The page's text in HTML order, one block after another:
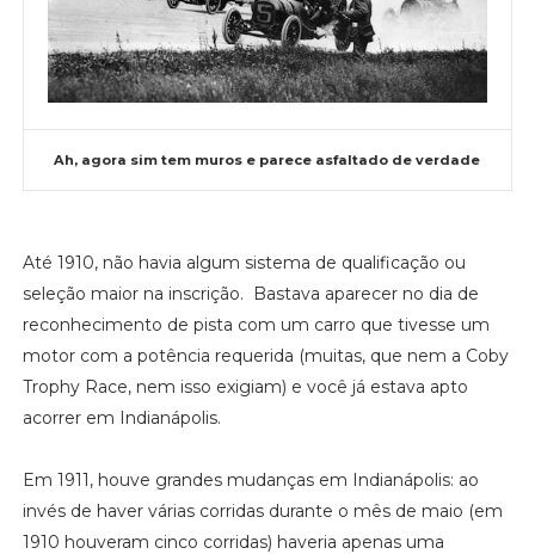
Ah, agora sim tem muros e parece asfaltado de verdade
Até 1910, não havia algum sistema de qualificação ou
seleção maior na inscrição. Bastava aparecer no dia de
reconhecimento de pista com um carro que tivesse um
motor com a potência requerida (muitas, que nem a Coby
Trophy Race, nem isso exigiam) e você já estava apto
acorrer em Indianápolis.
Em 1911, houve grandes mudanças em Indianápolis: ao
invés de haver várias corridas durante o mês de maio (em
1910 houveram cinco corridas) haveria apenas uma